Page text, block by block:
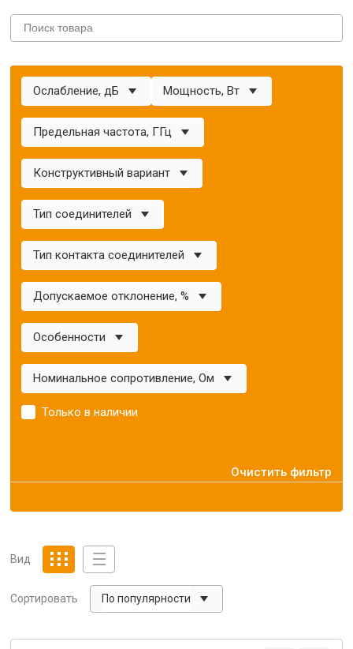
Ослабление, дБ Мощность, Вт
Предельная частота, ГГц
Конструктивный вариант
Тип соединителей
Тип контакта соединителей
Допускаемое отклонение, %
Особенности
Номинальное сопротивление, Ом
Только в наличии
Очистить фильтр
Вид
Сортировать По популярности